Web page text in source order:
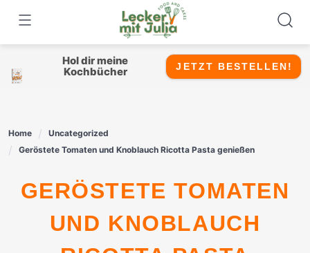
content
Hol dir meine
Kochbücher
JETZT BESTELLEN!
Home
Uncategorized
Geröstete Tomaten und Knoblauch Ricotta Pasta genießen
GERÖSTETE TOMATEN
UND KNOBLAUCH